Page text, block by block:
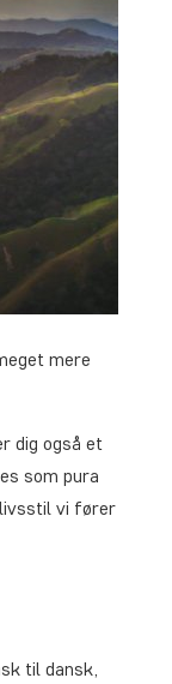
mere
dig også et
som pura
livsstil vi fører
til dansk,